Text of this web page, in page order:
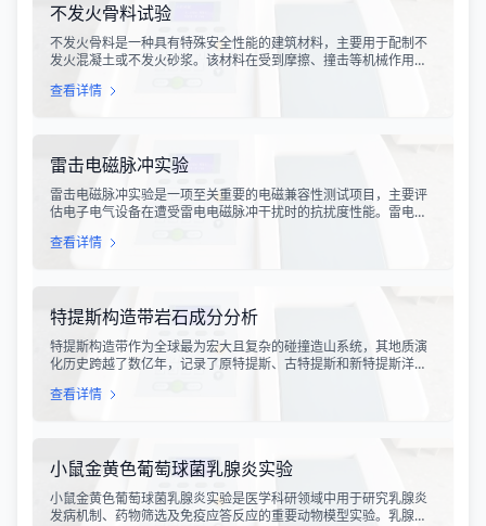
不发火骨料试验
不发火骨料是一种具有特殊安全性能的建筑材料，主要用于配制不
发火混凝土或不发火砂浆。该材料在受到摩擦、撞击等机械作用
炸事故的风险。不发火骨料试验是评定该类材料安全性能的关键检
查看详情
雷击电磁脉冲实验
雷击电磁脉冲实验是一项至关重要的电磁兼容性测试项目，主要评
估电子电气设备在遭受雷电电磁脉冲干扰时的抗扰度性能。雷电作
具有上升时间快、持续时间短、能量密度高等特点，可能对周围的
查看详情
特提斯构造带岩石成分分析
特提斯构造带作为全球最为宏大且复杂的碰撞造山系统，其地质演
化历史跨越了数亿年，记录了原特提斯、古特提斯和新特提斯洋的
板块俯冲、碰撞造山机制以及成矿作用规律的关键手段。特提斯构
查看详情
小鼠金黄色葡萄球菌乳腺炎实验
小鼠金黄色葡萄球菌乳腺炎实验是医学科研领域中用于研究乳腺炎
发病机制、药物筛选及免疫应答反应的重要动物模型实验。乳腺炎